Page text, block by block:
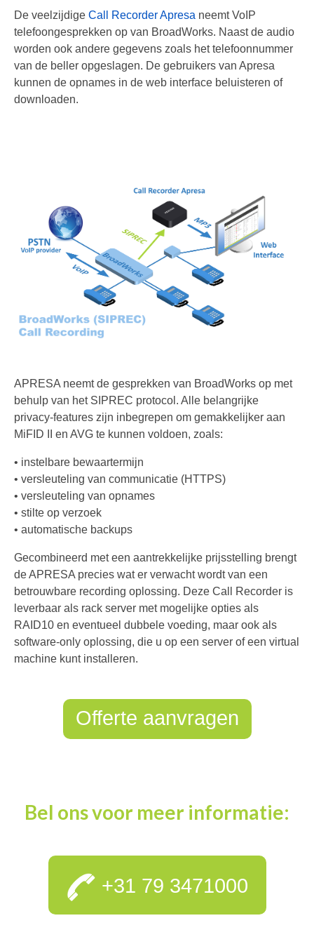
Andere landen
Service en Support
Help
Offerte aanvragen
Supportformulier
Over ons
Algemene voorwaarden
Contactgegevens
De veelzijdige Call Recorder Apresa neemt VoIP
telefoongesprekken op van BroadWorks. Naast de audio
worden ook andere gegevens zoals het telefoonnummer
van de beller opgeslagen. De gebruikers van Apresa
kunnen de opnames in de web interface beluisteren of
downloaden.
APRESA neemt de gesprekken van BroadWorks op met
behulp van het SIPREC protocol. Alle belangrijke
privacy-features zijn inbegrepen om gemakkelijker aan
MiFID II en AVG te kunnen voldoen, zoals:
• instelbare bewaartermijn
• versleuteling van communicatie (HTTPS)
• versleuteling van opnames
• stilte op verzoek
• automatische backups
Gecombineerd met een aantrekkelijke prijsstelling brengt
de APRESA precies wat er verwacht wordt van een
betrouwbare recording oplossing. Deze Call Recorder is
leverbaar als rack server met mogelijke opties als
RAID10 en eventueel dubbele voeding, maar ook als
software-only oplossing, die u op een server of een virtual
machine kunt installeren.
Offerte aanvragen
Bel ons voor meer informatie:
+31 79 3471000